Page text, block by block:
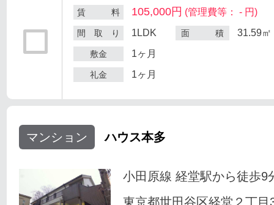
賃 料 105,000円 (管理費等： - 円)
間 取 り 1LDK 面 積 31.59㎡
敷金 1ヶ月
礼金 1ヶ月
マンション ハウス本多
小田原線 経堂駅から徒歩9
東京都世田谷区経堂２丁目